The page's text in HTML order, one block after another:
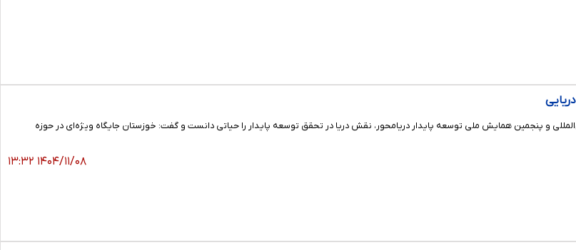
و پنجمین همایش ملی توسعه پایدار دریا‌محور، نقش دریا در تحقق توسعه پایدار را حیاتی دانست و گفت: خوزستان جایگاه ویژه‌ای در حوزه
۱۴۰۴/۱۱/۰۸ ۱۳:۳۲